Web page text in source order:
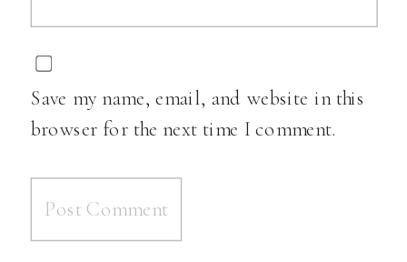
Save my name, email, and website in this
browser for the next time I comment.